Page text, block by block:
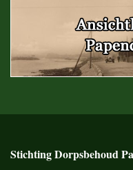
Stichting Dorpsbehoud